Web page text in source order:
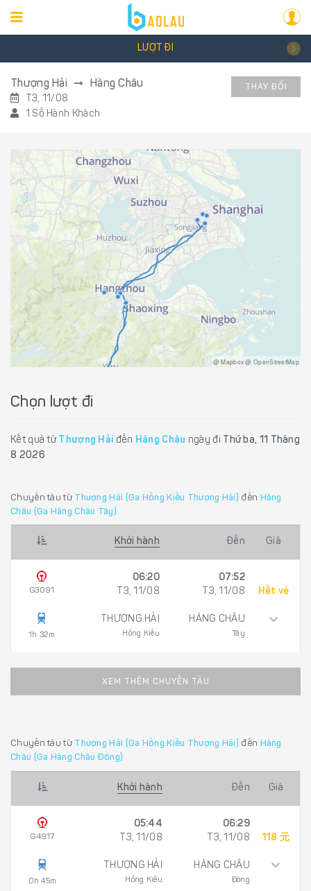
LƯỢT ĐI
Thượng Hải Hàng Châu
T3, 11/08
1 Số Hành Khách
THAY ĐỔI
@ Mapbox @ OpenStreetMap
Chọn lượt đi
Kết quả từ Thượng Hải đến Hàng Châu ngày đi
Thứ ba, 11 Tháng
8 2026
Chuyến tàu từ Thượng Hải (Ga Hồng Kiều Thượng Hải) đến Hàng
Châu (Ga Hàng Châu Tây)
Khởi hành Đến Giá
G3091
1h 32m
06:20
T3, 11/08
THƯỢNG HẢI
Hồng Kiều
07:52
T3, 11/08
HÀNG CHÂU
Tây
Hết vé
XEM THÊM CHUYẾN TÀU
Chuyến tàu từ Thượng Hải (Ga Hồng Kiều Thượng Hải) đến Hàng
Châu (Ga Hàng Châu Đông)
Khởi hành Đến Giá
G4917
0h 45m
05:44
T3, 11/08
THƯỢNG HẢI
Hồng Kiều
06:29
T3, 11/08
HÀNG CHÂU
Đông
118 元